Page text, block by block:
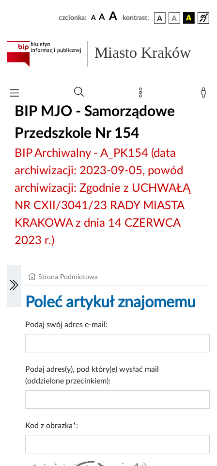
czcionka: A A A kontrast:
Miasto Kraków
BIP MJO - Samorządowe
Przedszkole Nr 154
BIP Archiwalny - A_PK154 (data
archiwizacji: 2023-09-05, powód
archiwizacji: Zgodnie z UCHWAŁĄ
NR CXII/3041/23 RADY MIASTA
KRAKOWA z dnia 14 CZERWCA
2023 r.)
Strona Podmiotowa
Poleć artykuł znajomemu
Podaj swój adres e-mail:
Podaj adres(y), pod który(e) wysłać mail
(oddzielone przecinkiem):
Kod z obrazka*: